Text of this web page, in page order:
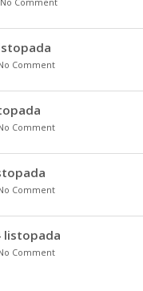
Comment
Comment
Comment
listopada
Comment